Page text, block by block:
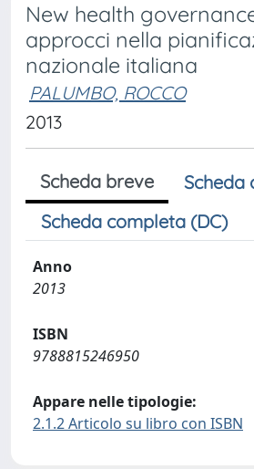
New health
approcci nella
nazionale italiana
PALUMBO, ROCCO
2013
Scheda breve
Scheda
Scheda completa (DC)
Anno
2013
ISBN
9788815246950
Appare nelle tipologie:
2.1.2 Articolo su libro con ISBN